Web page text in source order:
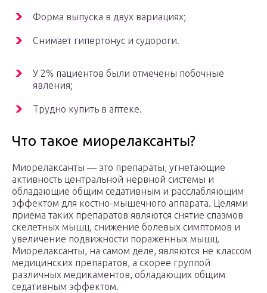
Форма выпуска в двух вариациях;
Снимает гипертонус и судороги.
У 2% пациентов были отмечены побочные
явления;
Трудно купить в аптеке.
Что такое миорелаксанты?
Миорелаксанты — это препараты, угнетающие
активность центральной нервной системы и
обладающие общим седативным и расслабляющим
эффектом для костно-мышечного аппарата. Целями
приема таких препаратов являются снятие спазмов
скелетных мышц, снижение болевых симптомов и
увеличение подвижности пораженных мышц.
Миорелаксанты, на самом деле, являются не классом
медицинских препаратов, а скорее группой
различных медикаментов, обладающих общим
седативным эффектом.